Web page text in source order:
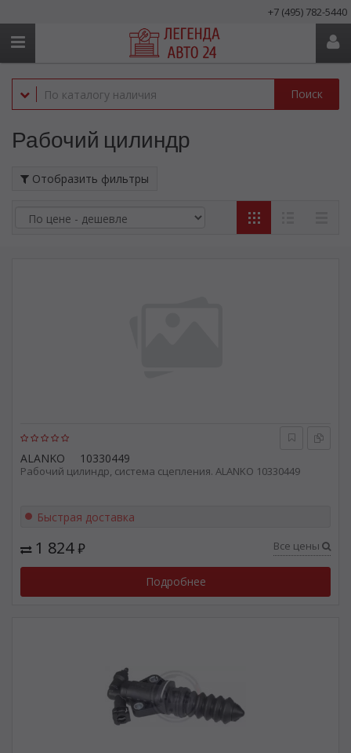
+7 (495) 782-5440
Поиск
Рабочий цилиндр
Отобразить фильтры
ALANKO 10330449
Рабочий цилиндр, система сцепления. ALANKO 10330449
Быстрая доставка
1 824₽ Все цены
Подробнее